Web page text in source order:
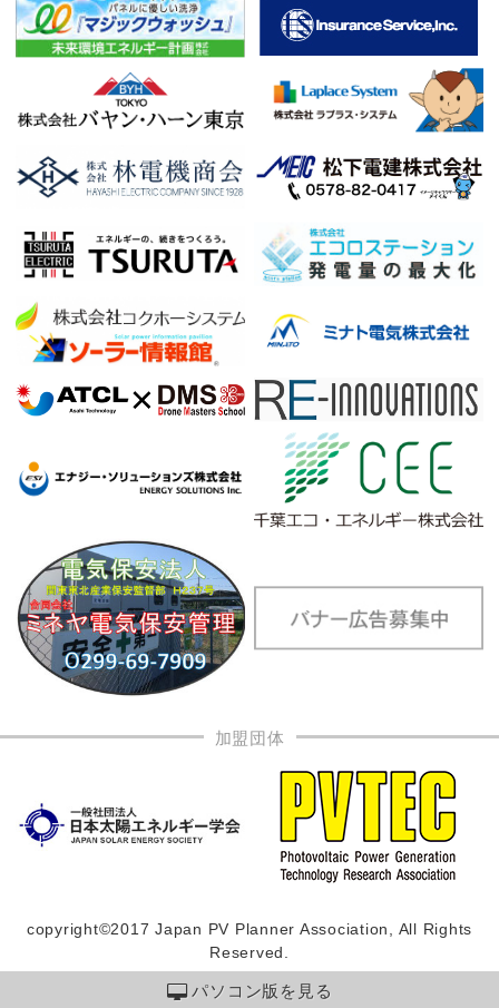
加盟団体
copyright©2017 Japan PV Planner Association, All Rights
Reserved.
パソコン版を見る